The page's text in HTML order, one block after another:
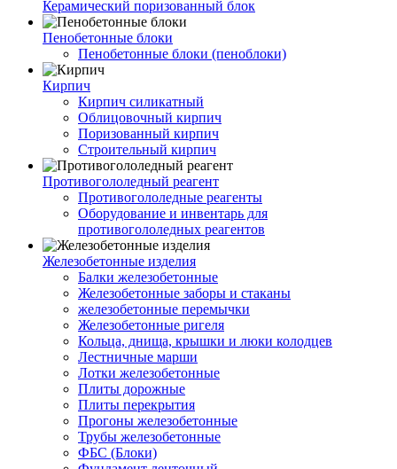
Керамический поризованный блок
Пенобетонные блоки
Пенобетонные блоки (пеноблоки)
Кирпич
Кирпич силикатный
Облицовочный кирпич
Поризованный кирпич
Строительный кирпич
Противогололедный реагент
Противогололедные реагенты
Оборудование и инвентарь для
противогололедных реагентов
Железобетонные изделия
Балки железобетонные
Железобетонные заборы и стаканы
железобетонные перемычки
Железобетонные ригеля
Кольца, днища, крышки и люки колодцев
Лестничные марши
Лотки железобетонные
Плиты дорожные
Плиты перекрытия
Прогоны железобетонные
Трубы железобетонные
ФБС (Блоки)